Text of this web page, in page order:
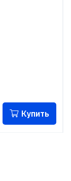
Купить